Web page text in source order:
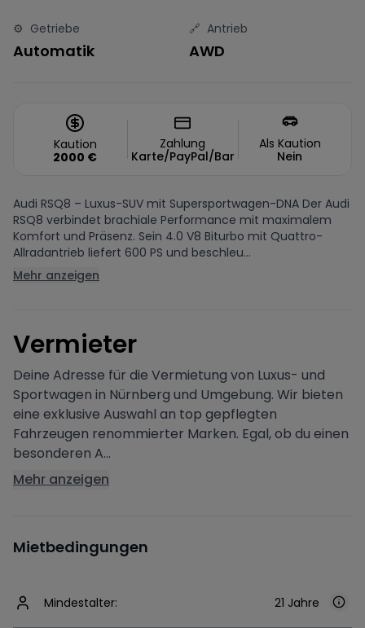
⚙️ Getriebe
Automatik
🔗 Antrieb
AWD
Kaution
2000 €
Zahlung
Karte/PayPal/Bar
Als Kaution
Nein
Audi RSQ8 – Luxus-SUV mit Supersportwagen-DNA Der Audi
RSQ8 verbindet brachiale Performance mit maximalem
Komfort und Präsenz. Sein 4.0 V8 Biturbo mit Quattro-
Allradantrieb liefert 600 PS und beschleu...
Mehr anzeigen
Vermieter
Deine Adresse für die Vermietung von Luxus- und
Sportwagen in Nürnberg und Umgebung. Wir bieten
eine exklusive Auswahl an top gepflegten
Fahrzeugen renommierter Marken. Egal, ob du einen
besonderen A...
Mehr anzeigen
Mietbedingungen
Mindestalter: 21 Jahre